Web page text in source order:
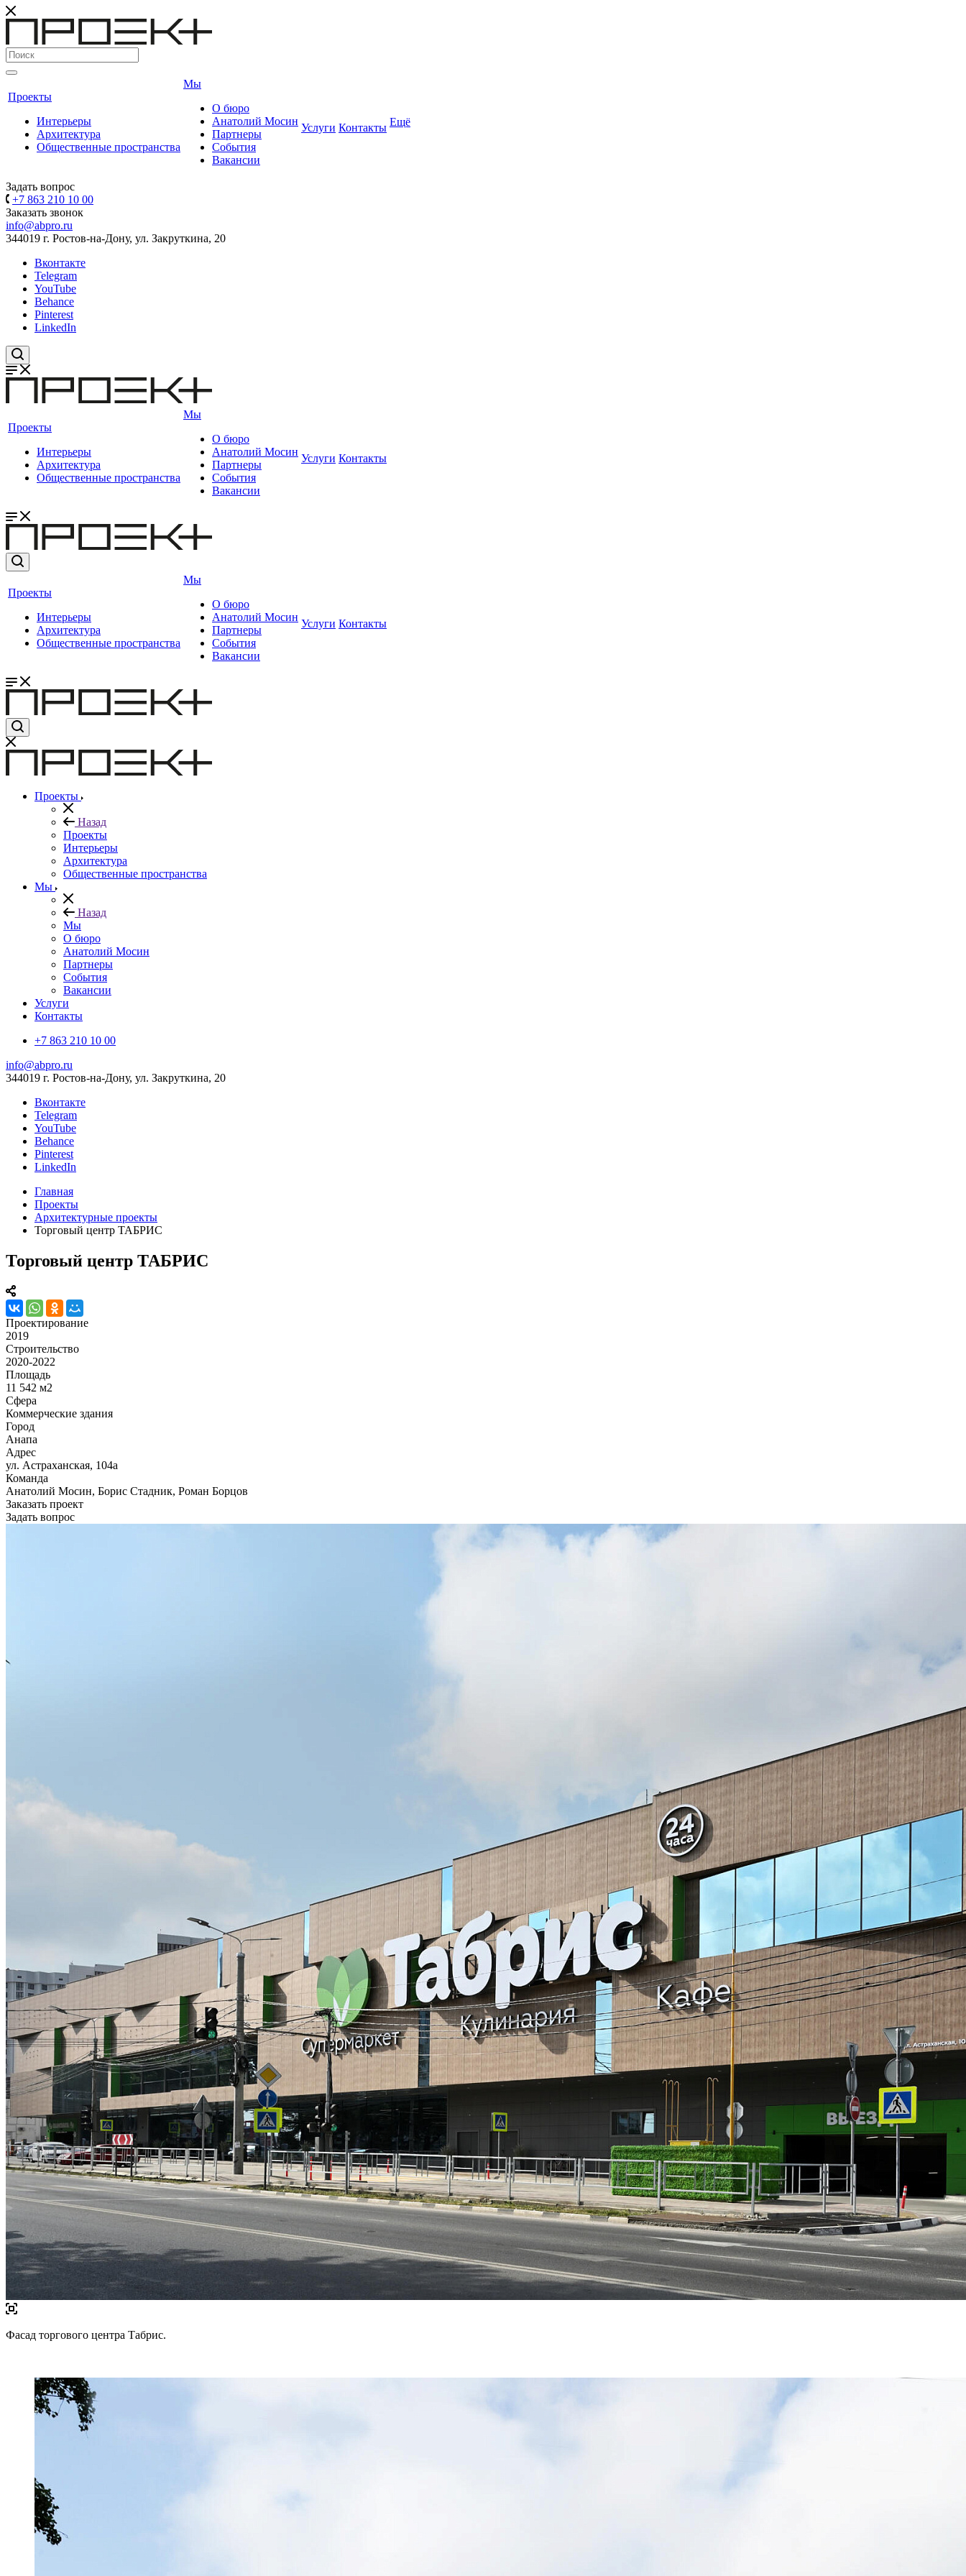
Проекты
Интерьеры
Архитектура
Общественные пространства
Мы
О бюро
Анатолий Мосин
Партнеры
События
Вакансии
Услуги Контакты Ещё
Задать вопрос
+7 863 210 10 00
Заказать звонок
info@abpro.ru
344019 г. Ростов-на-Дону, ул. Закруткина, 20
Вконтакте
Telegram
YouTube
Behance
Pinterest
LinkedIn
Проекты
Интерьеры
Архитектура
Общественные пространства
Мы
О бюро
Анатолий Мосин
Партнеры
События
Вакансии
Услуги Контакты
Проекты
Интерьеры
Архитектура
Общественные пространства
Мы
О бюро
Анатолий Мосин
Партнеры
События
Вакансии
Услуги Контакты
Проекты
Назад
Проекты
Интерьеры
Архитектура
Общественные пространства
Мы
Назад
Мы
О бюро
Анатолий Мосин
Партнеры
События
Вакансии
Услуги
Контакты
+7 863 210 10 00
info@abpro.ru
344019 г. Ростов-на-Дону, ул. Закруткина, 20
Вконтакте
Telegram
YouTube
Behance
Pinterest
LinkedIn
Главная
Проекты
Архитектурные проекты
Торговый центр ТАБРИС
Торговый центр ТАБРИС
Проектирование
2019
Строительство
2020-2022
Площадь
11 542 м2
Сфера
Коммерческие здания
Город
Анапа
Адрес
ул. Астраханская, 104а
Команда
Анатолий Мосин, Борис Стадник, Роман Борцов
Заказать проект
Задать вопрос
Фасад торгового центра Табрис.